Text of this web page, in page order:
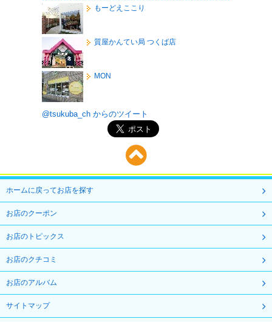
もーどえここり
質屋かんてい局 つくば店
MON
@tsukuba_ch からのツイート
ホームに戻ってお店を探す
お店のクーポン
お店のトピックス
お店のクチコミ
お店のアルバム
サイトマップ